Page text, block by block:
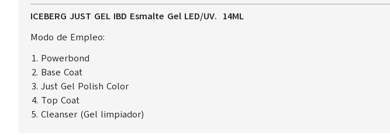
ICEBERG JUST GEL IBD Esmalte Gel LED/UV. 14ML
Modo de Empleo:
Powerbond
Base Coat
Just Gel Polish Color
Top Coat
Cleanser (Gel limpiador)